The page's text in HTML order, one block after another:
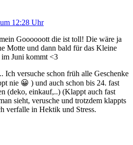
12:28 Uhr
Goooooott die ist toll! Die wäre ja
Motte und dann bald für das Kleine
im Juni kommt <3
Ich versuche schon früh alle Geschenke
nie 😀 ) und auch schon bis 24. fast
(deko, einkauf,..) (Klappt auch fast
sieht, verusche und trotzdem klappts
verfalle in Hektik und Stress.